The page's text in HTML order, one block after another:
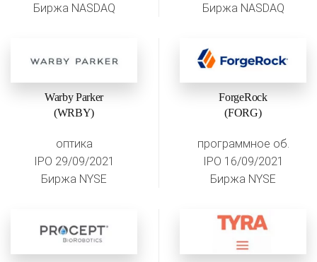
Биржа NASDAQ
Биржа NASDAQ
Warby Parker
(WRBY)
оптика
IPO 29/09/2021
Биржа NYSE
ForgeRock
(FORG)
программное об.
IPO 16/09/2021
Биржа NYSE